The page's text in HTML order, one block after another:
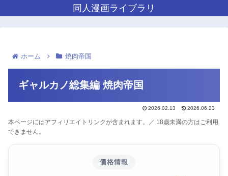
同人漫画ライブラリ
ホーム 焼肉帝国
ギャルカノ総集編 焼肉帝国
2026.02.13 2026.06.23
本ページにはアフィリエイトリンクが含まれます。／ 18歳未満の方はご利用
できません。
価格情報